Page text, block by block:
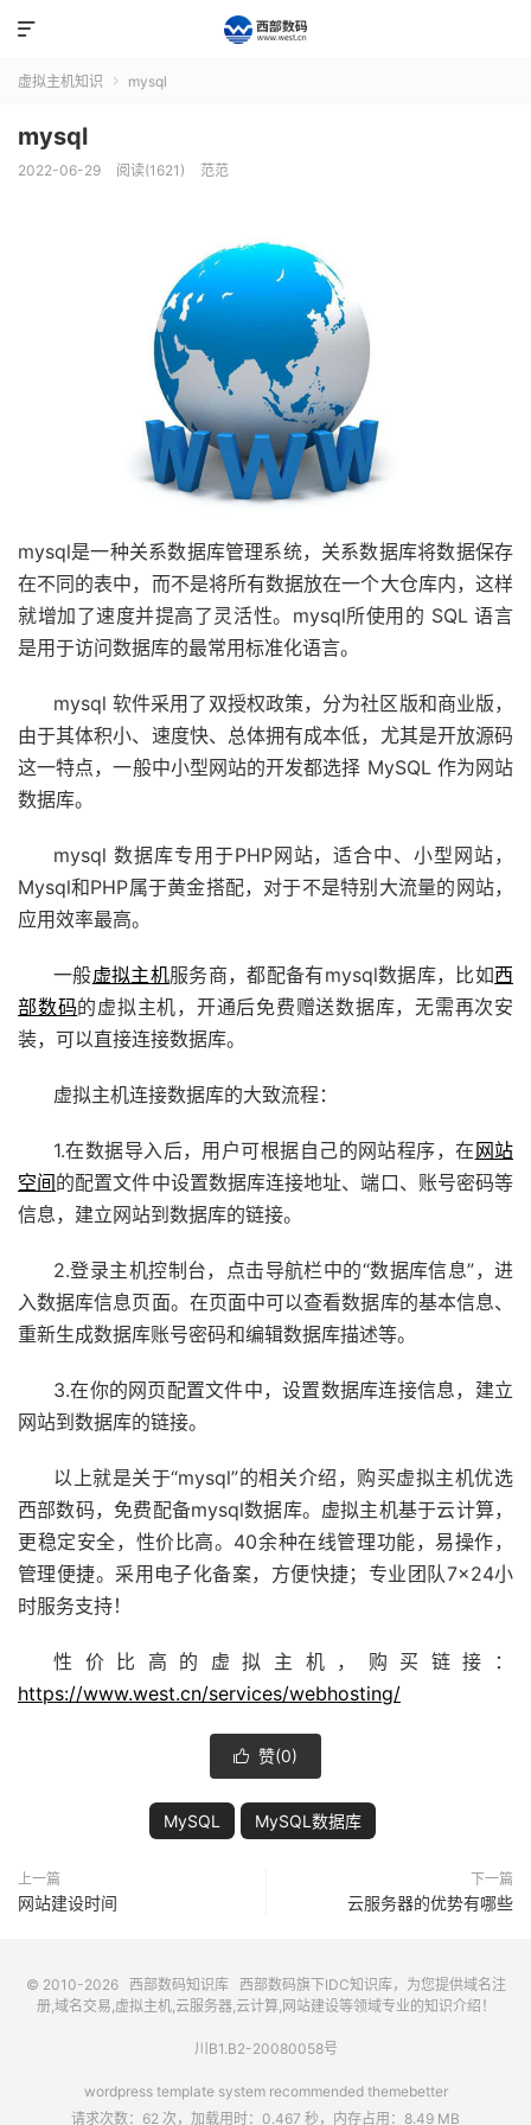

虚拟主机知识  mysql
mysql
2022-06-29 阅读(1621) 范范
mysql是一种关系数据库管理系统，关系数据库将数据保存
在不同的表中，而不是将所有数据放在一个大仓库内，这样
就增加了速度并提高了灵活性。mysql所使用的 SQL 语言
是用于访问数据库的最常用标准化语言。
mysql 软件采用了双授权政策，分为社区版和商业版，
由于其体积小、速度快、总体拥有成本低，尤其是开放源码
这一特点，一般中小型网站的开发都选择 MySQL 作为网站
数据库。
mysql 数据库专用于PHP网站，适合中、小型网站，
Mysql和PHP属于黄金搭配，对于不是特别大流量的网站，
应用效率最高。
一般虚拟主机服务商，都配备有mysql数据库，比如西
部数码的虚拟主机，开通后免费赠送数据库，无需再次安
装，可以直接连接数据库。
虚拟主机连接数据库的大致流程：
1.在数据导入后，用户可根据自己的网站程序，在 网站
空间的配置文件中设置数据库连接地址、端口、账号密码等
信息，建立网站到数据库的链接。
2.登录主机控制台，点击导航栏中的“数据库信息”，进
入数据库信息页面。在页面中可以查看数据库的基本信息、
重新生成数据库账号密码和编辑数据库描述等。
3.在你的网页配置文件中，设置数据库连接信息，建立
网站到数据库的链接。
以上就是关于“mysql”的相关介绍，购买虚拟主机优选
西部数码，免费配备mysql数据库。虚拟主机基于云计算，
更稳定安全，性价比高。40余种在线管理功能，易操作，
管理便捷。采用电子化备案，方便快捷；专业团队7×24小
时服务支持！
性价比高的虚拟主机，购买链接：
https://www.west.cn/services/webhosting/
 赞(0)
MySQL MySQL数据库
上一篇
网站建设时间
下一篇
云服务器的优势有哪些
© 2010-2026 西部数码知识库 西部数码旗下IDC知识库，为您提供域名注
册,域名交易,虚拟主机,云服务器,云计算,网站建设等领域专业的知识介绍！
川B1.B2-20080058号
wordpress template system recommended themebetter
请求次数：62 次，加载用时：0.467 秒，内存占用：8.49 MB